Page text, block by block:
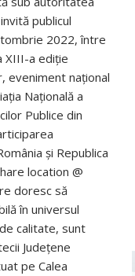
publicul
2022, între
XIII-a ediție
eveniment național
Națională a
Publice din
și Republica
location @
doresc să
în universul
calitate, sunt
Județene
pe Calea